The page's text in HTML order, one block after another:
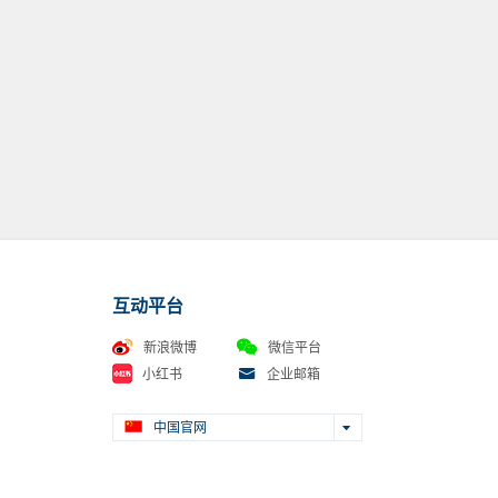
三楼
互动平台
新浪微博
微信平台
小红书
企业邮箱
中国官网